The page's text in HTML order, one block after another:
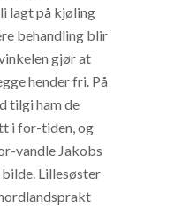
lagt på kjøling
behandling blir
gjør at
hender fri. På
tilgi ham de
i for-tiden, og
vandle Jakobs
Lillesøster